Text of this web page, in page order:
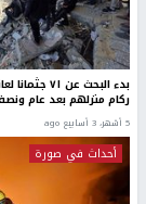
بدء البحث عن
ركام منزلهم بعد عام
5 أشهر، 3 أسابيع ago
أحداث في صورة